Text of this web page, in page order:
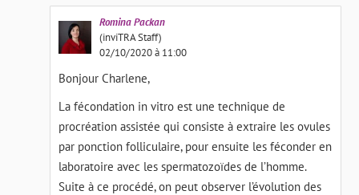
RominaPackan
(inviTRA Staff)
02/10/2020 à 11:00
Bonjour Charlene,
La fécondation in vitro est une technique de
procréation assistée qui consiste à extraire les ovules
par ponction folliculaire, pour ensuite les féconder en
laboratoire avec les spermatozoïdes de l’homme.
Suite à ce procédé, on peut observer l’évolution des